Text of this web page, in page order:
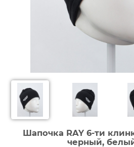
Шапочка RAY 6-ти
черный,